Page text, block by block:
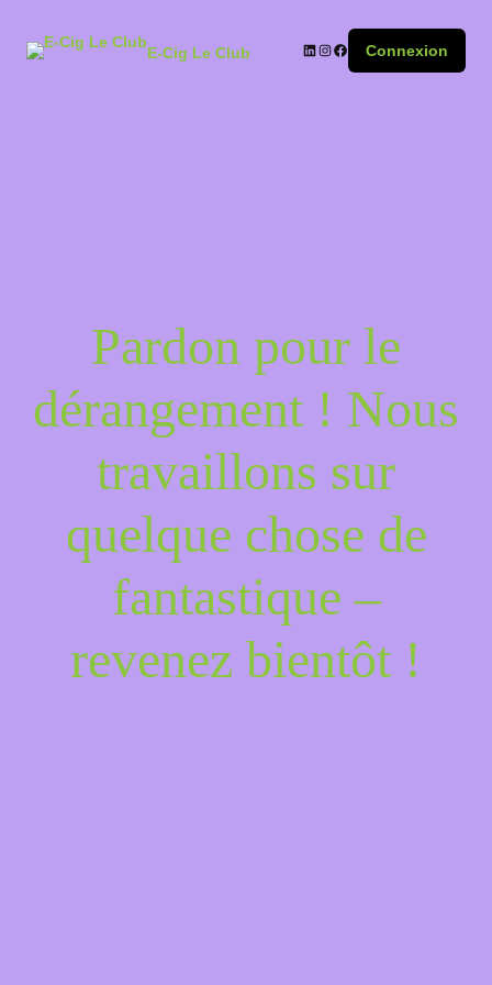
E-Cig Le Club Connexion
Pardon pour le
dérangement ! Nous
travaillons sur
quelque chose de
fantastique –
revenez bientôt !